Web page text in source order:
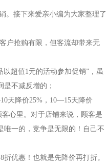
。接下来爱亲小编为大家整理了
户抢购有限，但客流却带来无
超值1元的活动参加促销”，虽
不减反增的；
天降价25%，10—15天降价
心里。对于店铺来说，顾客是
唯一的，竞争是无限的！自己不
优惠！也就是先降价再打折。